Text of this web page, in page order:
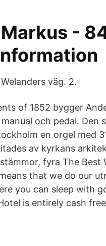
-
väg. 2.
of 1852 bygger
och pedal. Den
en orgel med
av kyrkans
fyra The
that we do our
you can sleep with
is entirely cash